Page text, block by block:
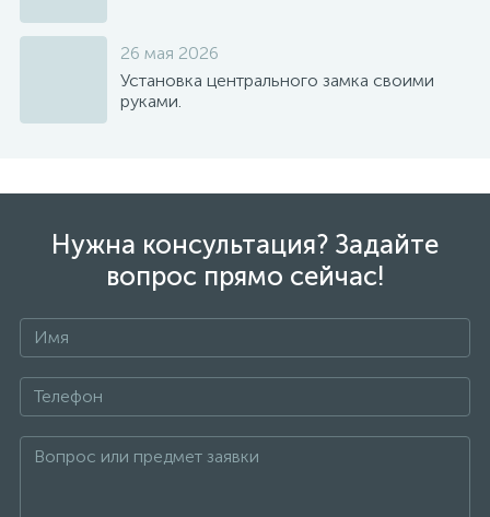
26 мая 2026
Установка центрального замка своими
руками.
Нужна консультация? Задайте
вопрос прямо сейчас!